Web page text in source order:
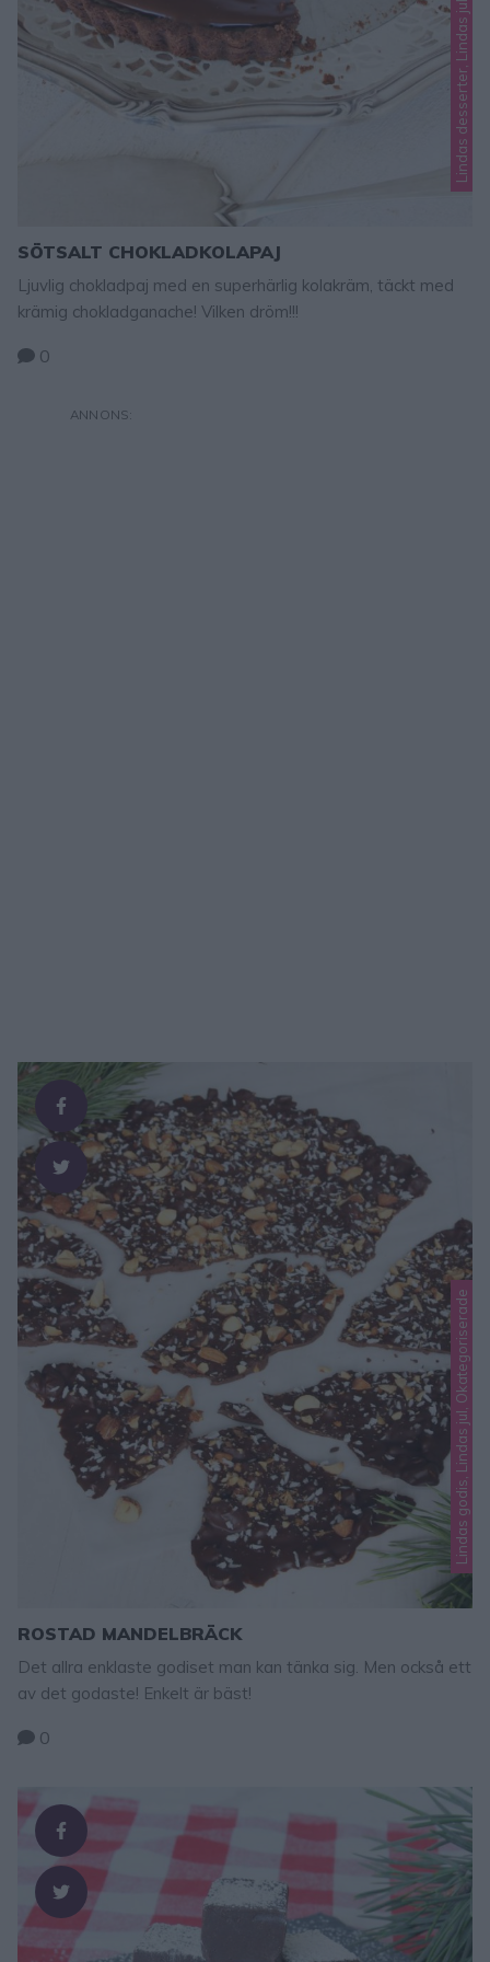
SÖTSALT CHOKLADKOLAPAJ
Ljuvlig chokladpaj med en superhärlig kolakräm, täckt med
krämig chokladganache! Vilken dröm!!!
0
Lindas godis, Lindas jul, Okategoriserade
ROSTAD MANDELBRÄCK
Det allra enklaste godiset man kan tänka sig. Men också ett
av det godaste! Enkelt är bäst!
0